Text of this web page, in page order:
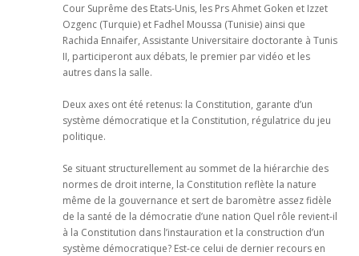
Cour Suprême des Etats-Unis, les Prs Ahmet Goken et Izzet
Ozgenc (Turquie) et Fadhel Moussa (Tunisie) ainsi que
Rachida Ennaifer, Assistante Universitaire doctorante à Tunis
II, participeront aux débats, le premier par vidéo et les
autres dans la salle.
Deux axes ont été retenus: la Constitution, garante d’un
système démocratique et la Constitution, régulatrice du jeu
politique.
Se situant structurellement au sommet de la hiérarchie des
normes de droit interne, la Constitution reflète la nature
même de la gouvernance et sert de baromètre assez fidèle
de la santé de la démocratie d’une nation Quel rôle revient-il
à la Constitution dans l’instauration et la construction d’un
système démocratique? Est-ce celui de dernier recours en